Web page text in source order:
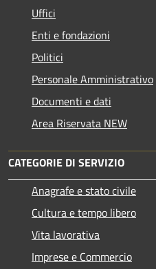
Uffici
Enti e fondazioni
Politici
Personale Amministrativo
Documenti e dati
Area Riservata NEW
CATEGORIE DI SERVIZIO
Anagrafe e stato civile
Cultura e tempo libero
Vita lavorativa
Imprese e Commercio